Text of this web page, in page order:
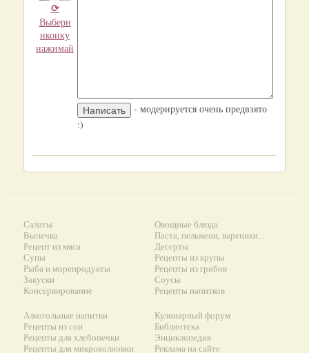
⟳
Выбери
иконку
нажимай
- модерируется очень предвзято
:)
Салаты
Выпечка
Рецепт из мяса
Супы
Рыба и морепродукты
Закуски
Консервирование
Овощные блюда
Паста, пельмени, вареники...
Десерты
Рецепты из крупы
Рецепты из грибов
Соусы
Рецепты напитков
Алкогольные напитки
Рецепты из сои
Рецепты для хлебопечки
Рецепты для микроволновки
Кулинарный форум
Библиотека
Энциклопедия
Реклама на сайте